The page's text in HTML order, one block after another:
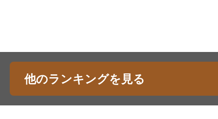
他のランキングを見る